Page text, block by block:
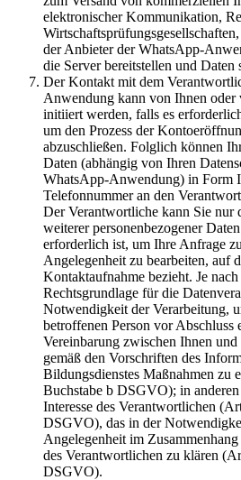
elektronischer Kommunikation,
der Anbieter der WhatsApp-
die Server bereitstellen und Daten
Der Kontakt mit dem
Anwendung kann von Ihnen oder
initiiert werden, falls es
um den Prozess der
abzuschließen. Folglich können
Daten (abhängig von Ihren
WhatsApp-Anwendung) in Form
Telefonnummer an den
Der Verantwortliche kann Sie nur
weiterer personenbezogener
erforderlich ist, um Ihre Anfrage
Angelegenheit zu bearbeiten, auf
Kontaktaufnahme bezieht. Je
Rechtsgrundlage für die
Notwendigkeit der Verarbeitung,
betroffenen Person vor Abschluss
Vereinbarung zwischen Ihnen
gemäß den Vorschriften des
Bildungsdienstes Maßnahmen zu
Buchstabe b DSGVO); in
Interesse des Verantwortlichen
DSGVO), das in der
Angelegenheit im
des Verantwortlichen zu klären
DSGVO).